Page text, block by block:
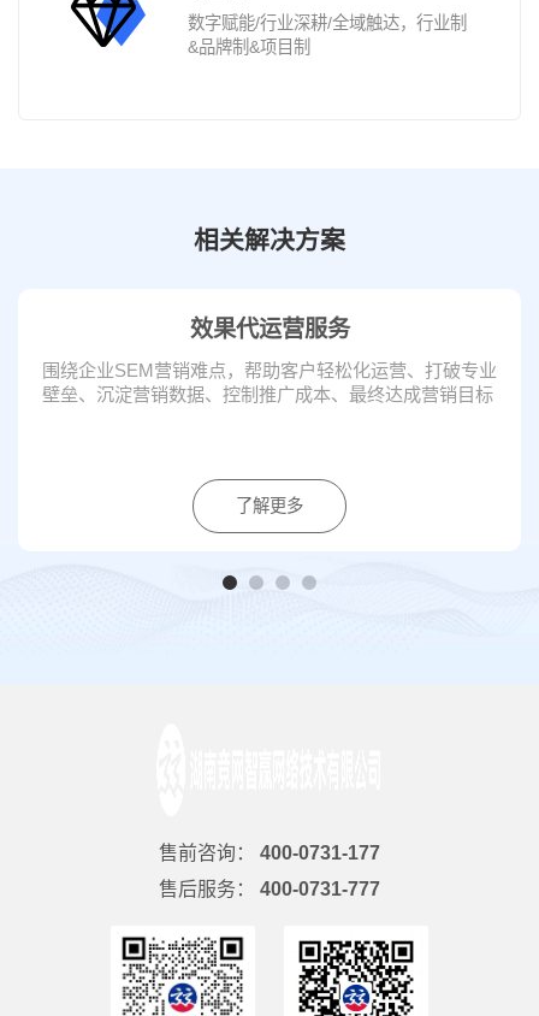
数字赋能/行业深耕/全域触达，行业制
&品牌制&项目制
相关解决方案
效果代运营服务
围绕企业SEM营销难点，帮助客户轻松化运营、打破专业
壁垒、沉淀营销数据、控制推广成本、最终达成营销目标
了解更多
售前咨询：
400-0731-177
售后服务：
400-0731-777